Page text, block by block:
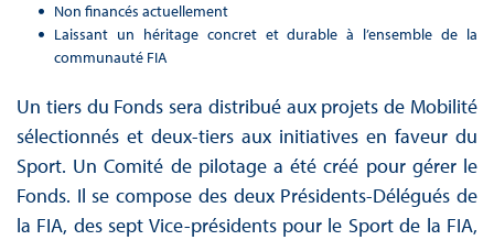
Non financés actuellement
Laissant un héritage concret et durable à l’ensemble de la
communauté FIA
Un tiers du Fonds sera distribué aux projets de Mobilité
sélectionnés et deux-tiers aux initiatives en faveur du
Sport. Un Comité de pilotage a été créé pour gérer le
Fonds. Il se compose des deux Présidents-Délégués de
la FIA, des sept Vice-présidents pour le Sport de la FIA,